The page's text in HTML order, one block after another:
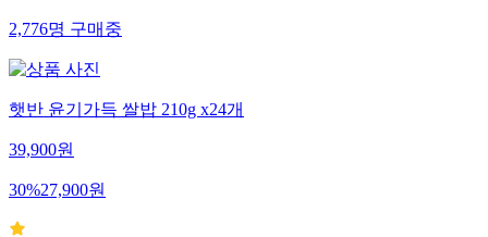
2,776명 구매중
햇반 윤기가득 쌀밥 210g x24개
39,900원
30%27,900원